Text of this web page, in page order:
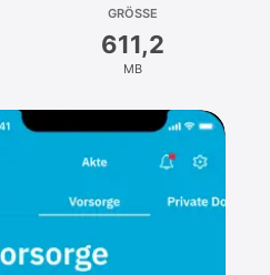
GRÖSSE
611,2
MB